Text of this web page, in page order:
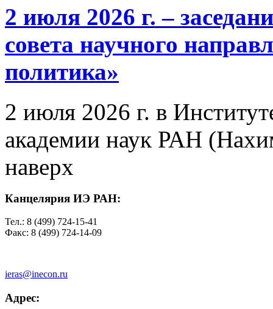
2 июля 2026 г. –
совета научного
политика»
2 июля 2026 г. в
академии наук РАН
наверх
Канцелярия ИЭ РАН:
Тел.: 8 (499) 724-15-41
Факс: 8 (499) 724-14-09
ieras@inecon.ru
Адрес: